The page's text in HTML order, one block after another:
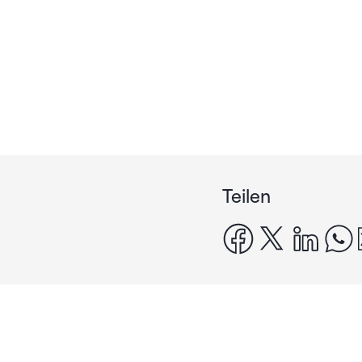
Teilen
facebook
x